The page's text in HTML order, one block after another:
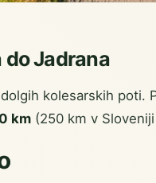
do Jadrana
kolesarskih poti.
km(250 km v